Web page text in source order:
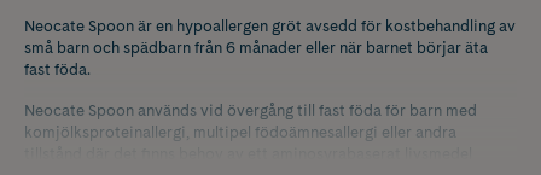
Neocate Spoon är en hypoallergen gröt avsedd för kostbehandling av
små barn och spädbarn från 6 månader eller när barnet börjar äta
fast föda.
Neocate Spoon används vid övergång till fast föda för barn med
komjölksproteinallergi, multipel födoämnesallergi eller andra